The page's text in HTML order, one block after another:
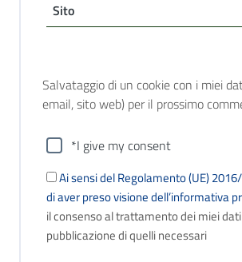
Sito
Salvataggio di un cookie con i miei
email, sito web) per il prossimo
*I give my consent
Ai sensi del Regolamento (UE)
di aver preso visione dell’informativa
il consenso al trattamento dei miei
pubblicazione di quelli necessari